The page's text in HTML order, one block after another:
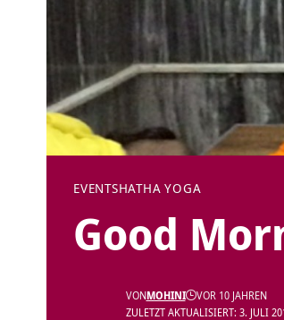
EVENTSHATHA YOGA
Good
ZULETZT AKTUALISIERT: 3. JULI
VONMOHINI VOR 10 JAHREN